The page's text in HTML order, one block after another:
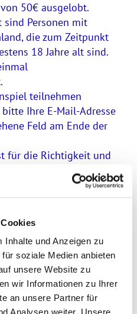
Inhalte und Anzeigen zu
soziale Medien anbieten
unsere Website zu
wir Informationen zu Ihrer
an unsere Partner für
Analysen weiter. Unsere
50€ ausgelobt.
sind Personen mit
die zum Zeitpunkt
18 Jahre alt sind.
teilnehmen
Ihre E-Mail-Adresse
Feld am Ende der
für die Richtigkeit und
Angaben verantwortlich.
GmbH und ihre
Gewinnspiel nicht
10. August 2024.
durch Losverfahren
bis zum 19. August unter
E-Mail-Adresse